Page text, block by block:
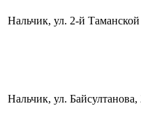
Нальчик, ул. 2-й
Нальчик, ул. Байсултанова,